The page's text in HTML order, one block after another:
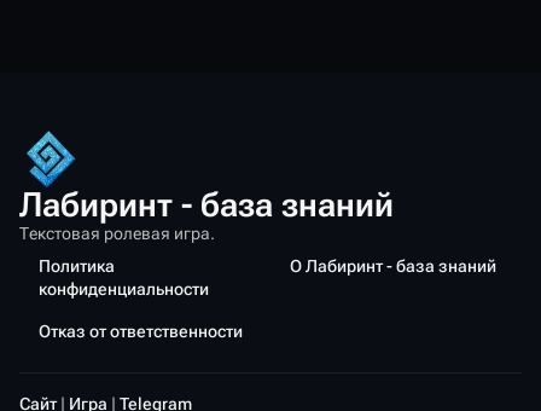
Лабиринт - база знаний
Текстовая ролевая игра.
Политика
конфиденциальности
О Лабиринт - база знаний
Отказ от ответственности
Сайт| Игра | Telegram